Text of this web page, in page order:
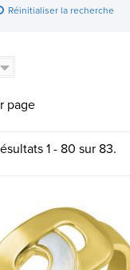
Réinitialiser la recherche
page
1 - 80 sur 83.